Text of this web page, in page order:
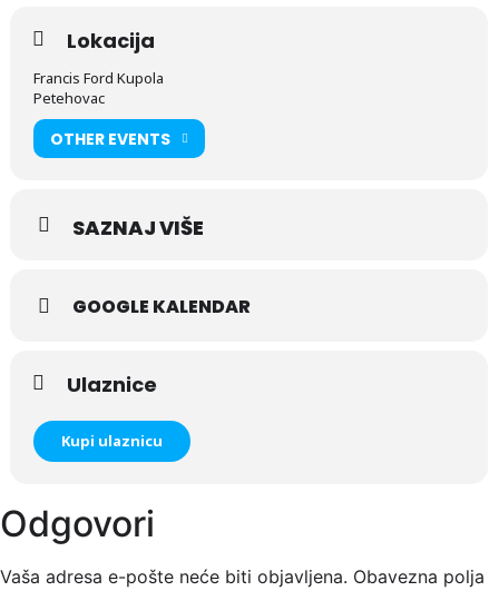
Lokacija
Francis Ford Kupola
Petehovac
OTHER EVENTS
SAZNAJ VIŠE
GOOGLE KALENDAR
Ulaznice
Kupi ulaznicu
Odgovori
Vaša adresa e-pošte neće biti objavljena. Obavezna polja